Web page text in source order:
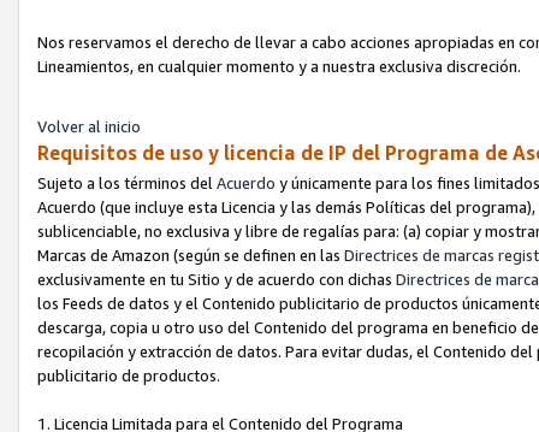
Nos reservamos el derecho de llevar a cabo acciones apropiadas en
Lineamientos, en cualquier momento y a nuestra exclusiva discreción.
Volver al inicio
Requisitos de uso y licencia de IP del Programa de
Sujeto a los términos del Acuerdo y únicamente para los fines
Acuerdo (que incluye esta Licencia y las demás Políticas del
sublicenciable, no exclusiva y libre de regalías para: (a) copiar y
Marcas de Amazon (según se definen en las Directrices de marcas
exclusivamente en tu Sitio y de acuerdo con dichas Directrices de
los Feeds de datos y el Contenido publicitario de productos
descarga, copia u otro uso del Contenido del programa en beneficio
recopilación y extracción de datos. Para evitar dudas, el Contenido
publicitario de productos.
1. Licencia Limitada para el Contenido del Programa